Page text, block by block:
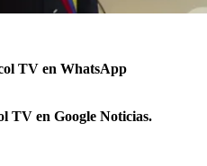
TV en WhatsApp
TV en Google Noticias.